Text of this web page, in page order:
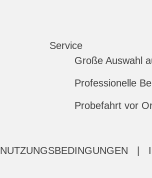
Service
Große Auswahl
Professionelle
Probefahrt vor
NUTZUNGSBEDINGUNGEN